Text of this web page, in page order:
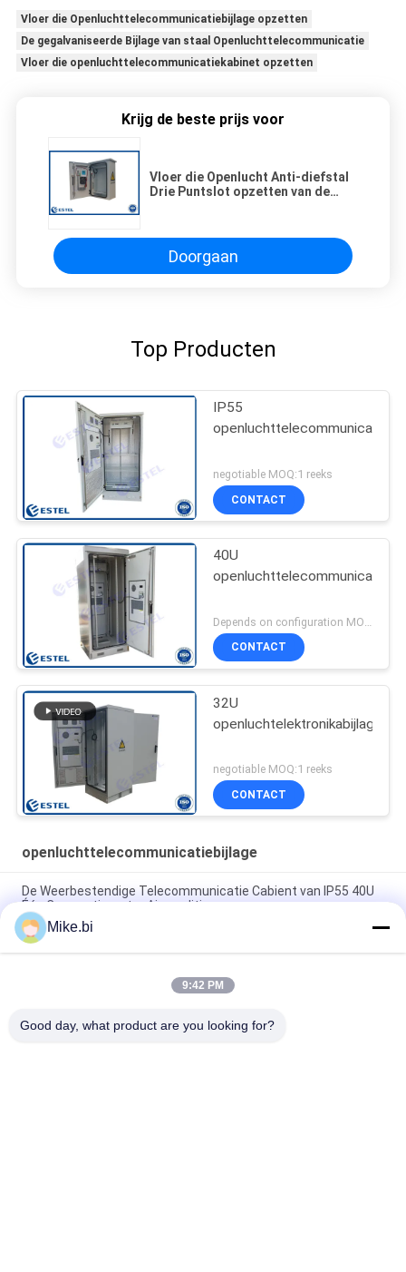
Vloer die Openluchttelecommunicatiebijlage opzetten
De gegalvaniseerde Bijlage van staal Openluchttelecommunicatie
Vloer die openluchttelecommunicatiekabinet opzetten
Krijg de beste prijs voor
Vloer die Openlucht Anti-diefstal
Drie Puntslot opzetten van de
Doorgaan
Top Producten
IP55
negotiable MOQ:1 reeks
CONTACT
40U
CONTACT
32U
openluchtelektronikabijlage
negotiable MOQ:1 reeks
CONTACT
openluchttelecommunicatiebijlage
De Weerbestendige Telecommunicatie Cabient van IP55 40U
Één CompartimentenAirconditioner
1000mm 16U Openlucht Weerbestendige de Elektronikadoos
van de Telecommunicatiebijlage
Het Weerbestendige Openlucht Elektrokabinet 1500W AC220V
Mike.bi
9:42 PM
Good day, what product are you looking for?